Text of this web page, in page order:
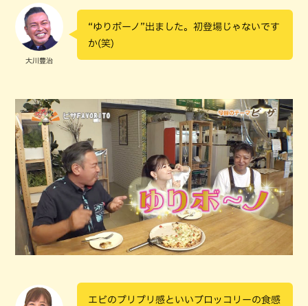
大川豊治
“ゆりボーノ”出ました。初登場じゃないです
か(笑)
エビのプリプリ感といいブロッコリーの食感